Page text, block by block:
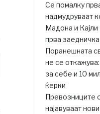
Се помалку
надмудруваат
Мадона и Кајли
прва
Поранешната
не се
за себе и 10
ќерки
Превозниците
најавуваат